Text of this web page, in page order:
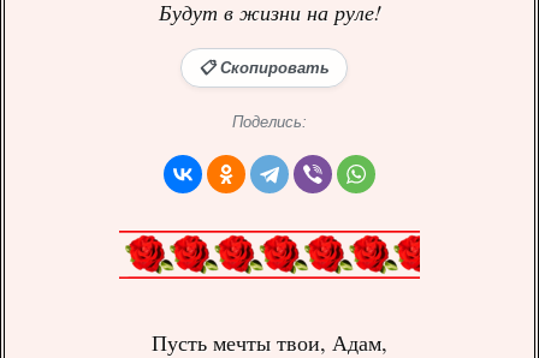
Будут в жизни на руле!
📋 Скопировать
Поделись:
Пусть мечты твои, Адам,